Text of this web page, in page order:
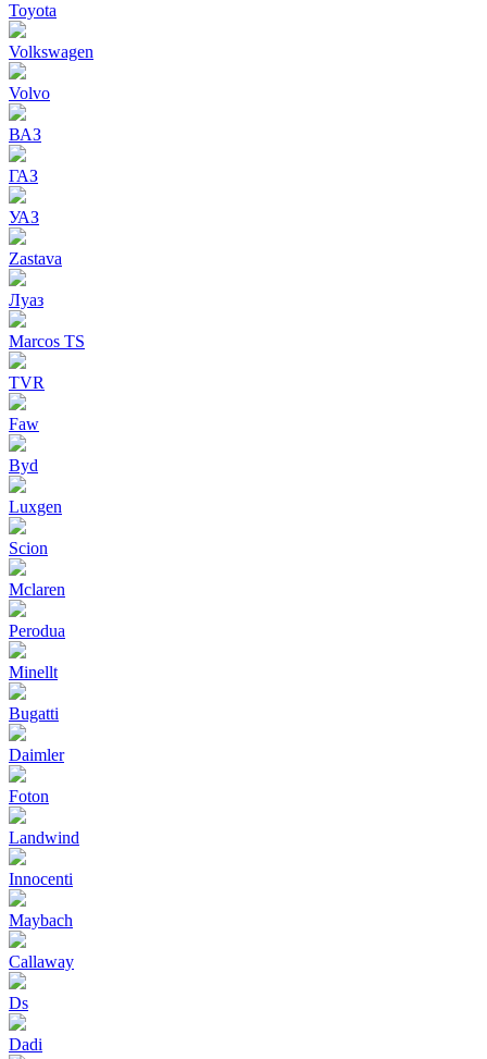
Toyota
Volkswagen
Volvo
ВАЗ
ГАЗ
УАЗ
Zastava
Луаз
Marcos TS
TVR
Faw
Byd
Luxgen
Scion
Mclaren
Perodua
Minellt
Bugatti
Daimler
Foton
Landwind
Innocenti
Maybach
Callaway
Ds
Dadi